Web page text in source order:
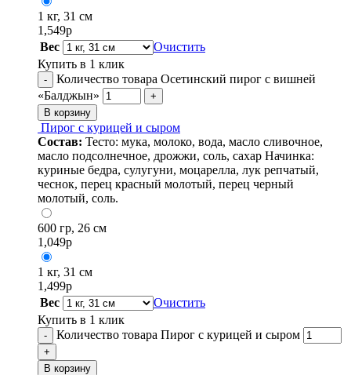
1 кг, 31 см
1,549р
Вес
Очистить
Купить в 1 клик
-
Количество товара Осетинский пирог с вишней
«Балджын»
+
В корзину
Пирог с курицей и сыром
Состав: Тесто: мука, молоко, вода, масло сливочное,
масло подсолнечное, дрожжи, соль, сахар Начинка:
куриные бедра, сулугуни, моцарелла, лук репчатый,
чеснок, перец красный молотый, перец черный
молотый, соль.
600 гр, 26 см
1,049р
1 кг, 31 см
1,499р
Вес
Очистить
Купить в 1 клик
- Количество товара Пирог с курицей и сыром
+
В корзину